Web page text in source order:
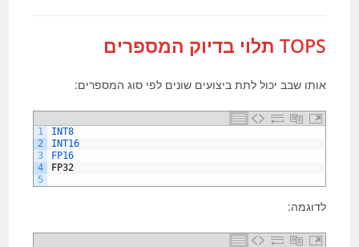
TOPS תלוי בדיוק המספרים
אותו שבב יכול לתת ביצועים שונים לפי סוג המספרים:
1
2
3
4
5
INT8
INT16
FP16
FP32
לדוגמה: